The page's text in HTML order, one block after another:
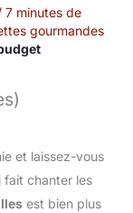
7 minutes de
gourmandes
et laissez-vous
fait chanter les
est bien plus